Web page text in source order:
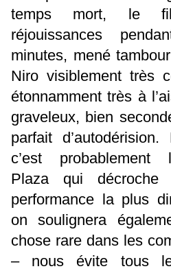
temps mort, le
réjouissances
minutes, mené
Niro visiblement très
étonnamment très à
graveleux, bien
parfait
c’est probablement
Plaza qui
performance la plus
on soulignera
chose rare dans les
– nous évite tous